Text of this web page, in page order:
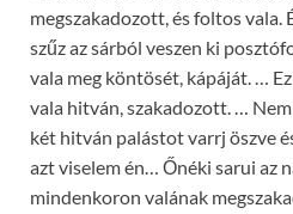
megszakadozott, és foltos vala.
szűz az sárból veszen ki
vala meg köntösét, kápáját. …
vala hitván, szakadozott. …
két hitván palástot varrj öszve
azt viselem én… Őnéki sarui az
mindenkoron valának